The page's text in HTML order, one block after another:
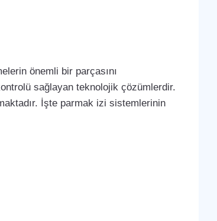
önemli bir parçasını
sağlayan teknolojik çözümlerdir.
İşte parmak izi sistemlerinin